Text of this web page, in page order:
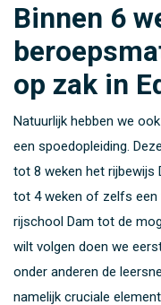
Binnen 6
op zak in
Natuurlijk hebben we
een spoedopleiding.
tot 8 weken het rijbewijs
tot 4 weken of zelfs een
rijschool Dam tot de
wilt volgen doen we
onder anderen de
namelijk cruciale